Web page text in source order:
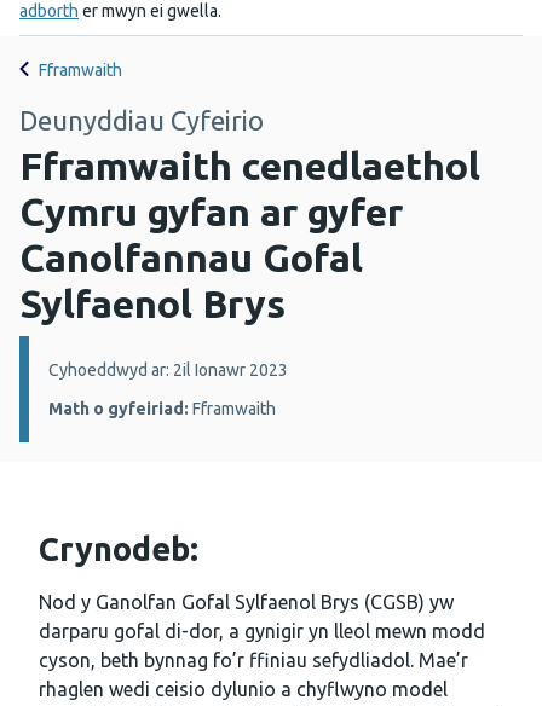
adborth er mwyn ei gwella.
Fframwaith
Deunyddiau Cyfeirio
Fframwaith cenedlaethol
Cymru gyfan ar gyfer
Canolfannau Gofal
Sylfaenol Brys
Manylion:
Cyhoeddwyd ar: 2il Ionawr 2023
Math o gyfeiriad: Fframwaith
Crynodeb:
Nod y Ganolfan Gofal Sylfaenol Brys (CGSB) yw
darparu gofal di-dor, a gynigir yn lleol mewn modd
cyson, beth bynnag fo’r ffiniau sefydliadol. Mae’r
rhaglen wedi ceisio dylunio a chyflwyno model